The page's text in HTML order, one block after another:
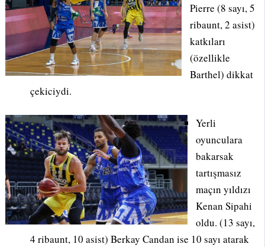
Pierre (8 sayı, 5
ribaunt, 2 asist)
katkıları
(özellikle
Barthel) dikkat
çekiciydi.
Yerli
oyunculara
bakarsak
tartışmasız
maçın yıldızı
Kenan Sipahi
oldu. (13 sayı,
4 ribaunt, 10 asist) Berkay Candan ise 10 sayı atarak